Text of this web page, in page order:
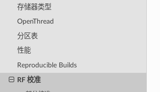
存储器类型
OpenThread
分区表
性能
Reproducible Builds
RF 校准